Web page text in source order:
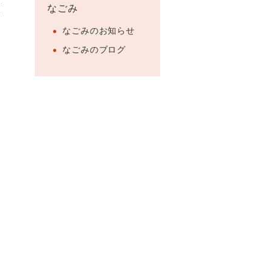
なごみ
なごみのお知らせ
なごみのブログ